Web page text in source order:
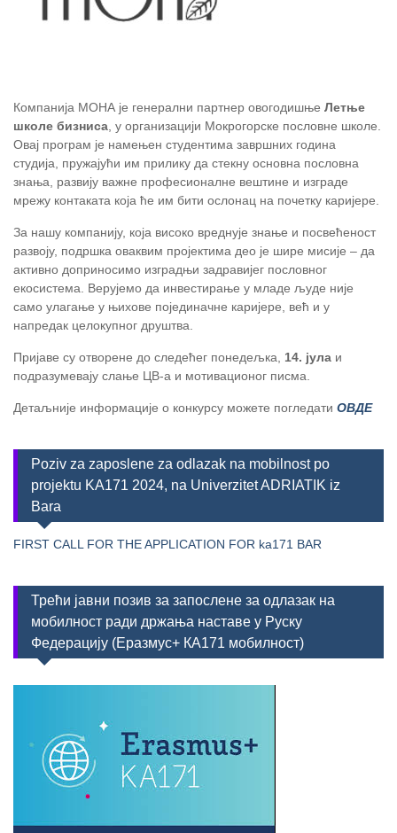
Компанија МОНА је генерални партнер овогодишње Летње
школе бизниса , у организацији Мокрогорске пословне школе.
Овај програм је намењен студентима завршних година
студија, пружајући им прилику да стекну основна пословна
знања, развију важне професионалне вештине и изграде
мрежу контаката која ће им бити ослонац на почетку каријере.
За нашу компанију, која високо вреднује знање и посвећеност
развоју, подршка оваквим пројектима део је шире мисије – да
активно доприносимо изградњи задравијег пословног
екосистема. Верујемо да инвестирање у младе људе није
само улагање у њихове појединачне каријере, већ и у
напредак целокупног друштва.
Пријаве су отворене до следећег понедељка, 14. јула и
подразумевају слање ЦВ-а и мотивационог писма.
Детаљније информације о конкурсу можете погледати ОВДЕ
Poziv za zaposlene za odlazak na mobilnost po
projektu KA171 2024, na Univerzitet ADRIATIK iz
Bara
FIRST CALL FOR THE APPLICATION FOR ka171 BAR
Трећи јавни позив за запослене за одлазак на
мобилност ради држања наставе у Руску
Федерацију (Еразмус+ КА171 мобилност)